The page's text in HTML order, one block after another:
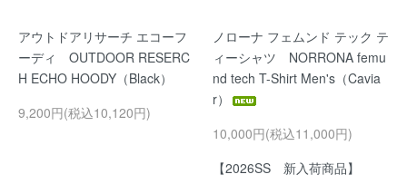
アウトドアリサーチ エコーフ
ーディ OUTDOOR RESERC
H ECHO HOODY（Black）
9,200円(税込10,120円)
ノローナ フェムンド テック テ
ィーシャツ NORRONA femu
nd tech T-Shirt Men's（Cavia
r）
10,000円(税込11,000円)
【2026SS 新入荷商品】